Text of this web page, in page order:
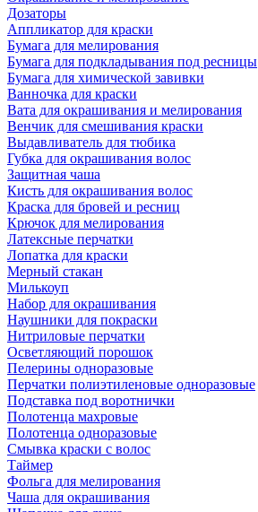
Дозаторы
Аппликатор для краски
Бумага для мелирования
Бумага для подкладывания под ресницы
Бумага для химической завивки
Ванночка для краски
Вата для окрашивания и мелирования
Венчик для смешивания краски
Выдавливатель для тюбика
Губка для окрашивания волос
Защитная чаша
Кисть для окрашивания волос
Краска для бровей и ресниц
Крючок для мелирования
Латексные перчатки
Лопатка для краски
Мерный стакан
Милькоуп
Набор для окрашивания
Наушники для покраски
Нитриловые перчатки
Осветляющий порошок
Пелерины одноразовые
Перчатки полиэтиленовые одноразовые
Подставка под воротнички
Полотенца махровые
Полотенца одноразовые
Смывка краски с волос
Таймер
Фольга для мелирования
Чаша для окрашивания